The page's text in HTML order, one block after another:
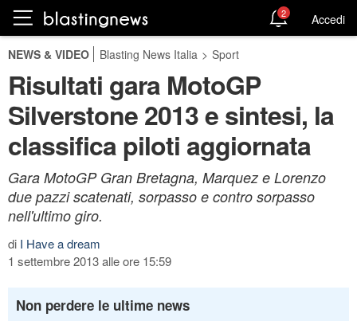
2 Accedi
NEWS & VIDEO Blasting News Italia > Sport
Risultati gara MotoGP
Silverstone 2013 e sintesi, la
classifica piloti aggiornata
Gara MotoGP Gran Bretagna, Marquez e Lorenzo
due pazzi scatenati, sorpasso e contro sorpasso
nell'ultimo giro.
di I Have a dream
1 settembre 2013 alle ore 15:59
Non perdere le ultime news